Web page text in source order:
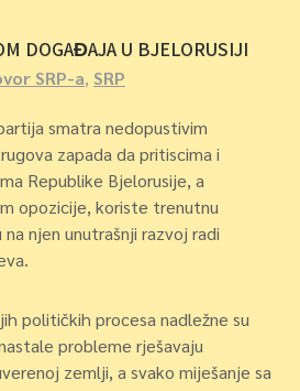
DOGAĐAJA U BJELORUSIJI
SRP-a, SRP
smatra nedopustivim
zapada da pritiscima i
Republike Bjelorusije, a
opozicije, koriste trenutnu
njen unutrašnji razvoj radi
političkih procesa nadležne su
probleme rješavaju
zemlji, a svako miješanje sa